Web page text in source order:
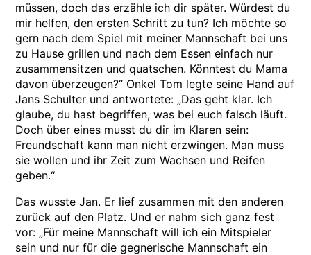
müssen, doch das erzähle ich dir später. Würdest du
mir helfen, den ersten Schritt zu tun? Ich möchte so
gern nach dem Spiel mit meiner Mannschaft bei uns
zu Hause grillen und nach dem Essen einfach nur
zusammensitzen und quatschen. Könntest du Mama
davon überzeugen?“ Onkel Tom legte seine Hand auf
Jans Schulter und antwortete: „Das geht klar. Ich
glaube, du hast begriffen, was bei euch falsch läuft.
Doch über eines musst du dir im Klaren sein:
Freundschaft kann man nicht erzwingen. Man muss
sie wollen und ihr Zeit zum Wachsen und Reifen
geben.“
Das wusste Jan. Er lief zusammen mit den anderen
zurück auf den Platz. Und er nahm sich ganz fest
vor: „Für meine Mannschaft will ich ein Mitspieler
sein und nur für die gegnerische Mannschaft ein